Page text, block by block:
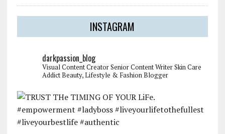
INSTAGRAM
darkpassion_blog
Visual Content CreatorSenior Content WriterSkin Care
AddictBeauty, Lifestyle & Fashion Blogger